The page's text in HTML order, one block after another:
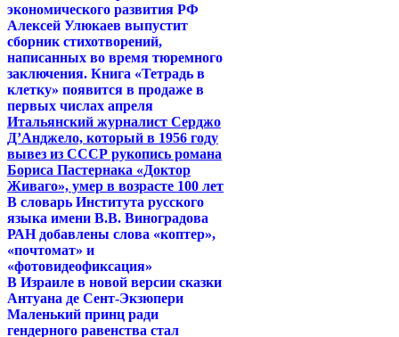
экономического развития РФ
Алексей Улюкаев выпустит
сборник стихотворений,
написанных во время тюремного
заключения. Книга «Тетрадь в
клетку» появится в продаже в
первых числах апреля
Итальянский журналист Серджо
Д’Анджело, который в 1956 году
вывез из СССР рукопись романа
Бориса Пастернака «Доктор
Живаго», умер в возрасте 100 лет
В словарь Института русского
языка имени В.В. Виноградова
РАН добавлены слова «коптер»,
«почтомат» и
«фотовидеофиксация»
В Израиле в новой версии сказки
Антуана де Сент-Экзюпери
Маленький принц ради
гендерного равенства стал